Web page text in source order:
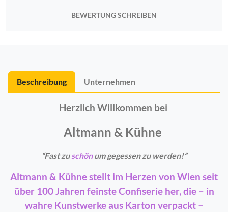
BEWERTUNG SCHREIBEN
Beschreibung Unternehmen
Herzlich Willkommen bei
Altmann & Kühne
“Fast zuschönum gegessen zu werden!”
Altmann & Kühne stellt im Herzen von Wien seit
über 100 Jahren feinste Confiserie her, die – in
wahre Kunstwerke aus Karton verpackt –